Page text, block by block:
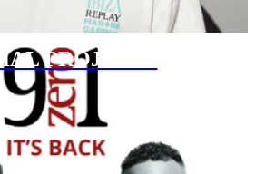
PROJECTS